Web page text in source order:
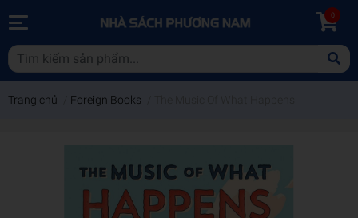
0
Trang chủ Foreign Books